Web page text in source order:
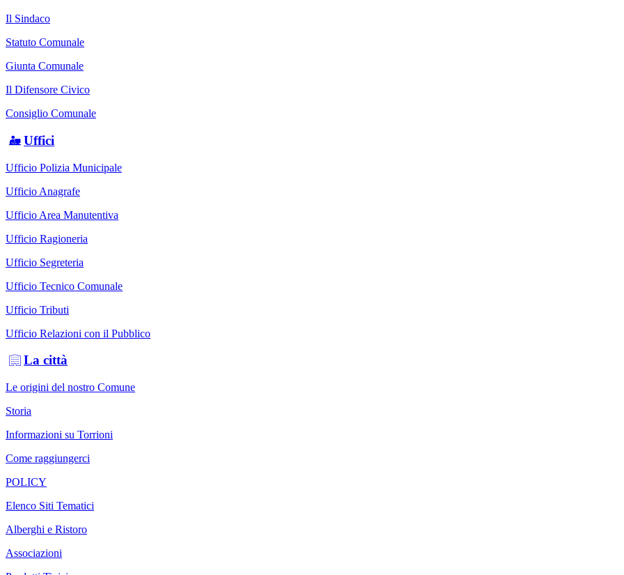
Il Sindaco
Statuto Comunale
Giunta Comunale
Il Difensore Civico
Consiglio Comunale
Uffici
Ufficio Polizia Municipale
Ufficio Anagrafe
Ufficio Area Manutentiva
Ufficio Ragioneria
Ufficio Segreteria
Ufficio Tecnico Comunale
Ufficio Tributi
Ufficio Relazioni con il Pubblico
La città
Le origini del nostro Comune
Storia
Informazioni su Torrioni
Come raggiungerci
POLICY
Elenco Siti Tematici
Alberghi e Ristoro
Associazioni